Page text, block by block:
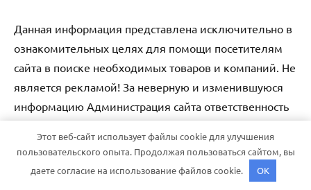
Данная информация представлена исключительно в
ознакомительных целях для помощи посетителям
сайта в поиске необходимых товаров и компаний. Не
является рекламой! За неверную и изменившуюся
информацию Администрация сайта ответственность
не несет.
Тема WordPress: Dynamico от ThemeZee.
Этот веб-сайт использует файлы cookie для улучшения
пользовательского опыта. Продолжая пользоваться сайтом, вы
даете согласие на использование файлов cookie.
OK